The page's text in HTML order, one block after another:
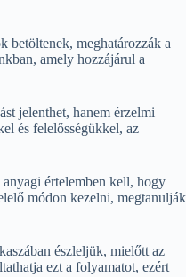
betöltenek, meghatározzák a
amely hozzájárul a
jelenthet, hanem érzelmi
és felelősségükkel, az
értelemben kell, hogy
módon kezelni, megtanulják
észleljük, mielőtt az
ezt a folyamatot, ezért